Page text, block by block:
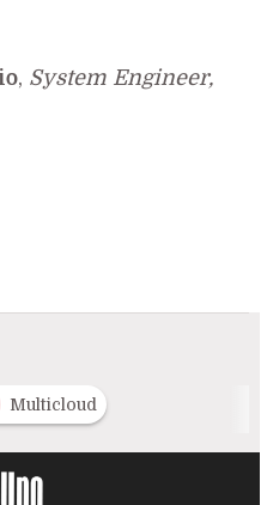
, System Engineer,
Multicloud